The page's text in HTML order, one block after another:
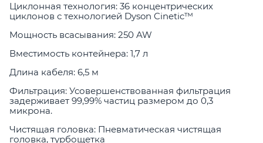
Циклонная технология: 36 концентрических
циклонов с технологией Dyson Cinetic™
Мощность всасывания: 250 AW
Вместимость контейнера: 1,7 л
Длина кабеля: 6,5 м
Фильтрация: Усовершенствованная фильтрация
задерживает 99,99% частиц размером до 0,3
микрона.
Чистящая головка: Пневматическая чистящая
головка, турбощетка